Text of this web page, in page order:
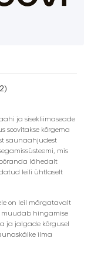
ja sisekliimaseade
soovitakse kõrgema
saunaahjudest
mis
lähedalt
leili ühtlaselt
on leil märgatavalt
muudab hingamise
ja jalgade kõrgusel
ilma